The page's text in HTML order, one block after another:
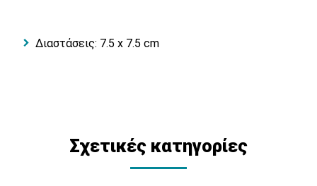
Διαστάσεις: 7.5 x 7.5 cm
Σχετικές κατηγορίες